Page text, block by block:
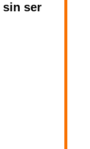
sin ser